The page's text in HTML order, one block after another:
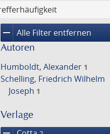
remove Alle Filter entfernen
Autoren
Humboldt, Alexander 1
Schelling, Friedrich Wilhelm
Joseph 1
Verlage